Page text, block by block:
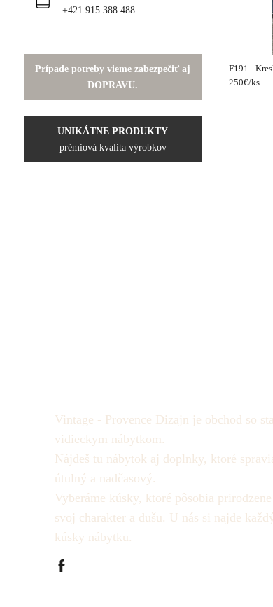
+421 915 388 488
Prípade potreby vieme zabezpečiť aj
DOPRAVU.
UNIKÁTNE PRODUKTY
prémiová kvalita výrobkov
F191 -
250€/ks
Vintage - Provence Dizajn je obchod so
vidieckym nábytkom.
Nájdeš tu nábytok aj doplnky, ktoré
útulný a nadčasový.
Vyberáme kúsky, ktoré pôsobia
svoj charakter a dušu. U nás si najde
kúsky nábytku.